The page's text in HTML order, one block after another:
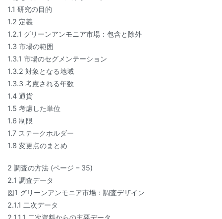
1.1 研究の目的
1.2 定義
1.2.1 グリーンアンモニア市場：包含と除外
1.3 市場の範囲
1.3.1 市場のセグメンテーション
1.3.2 対象となる地域
1.3.3 考慮される年数
1.4 通貨
1.5 考慮した単位
1.6 制限
1.7 ステークホルダー
1.8 変更点のまとめ
2 調査の方法 (ページ – 35)
2.1 調査データ
図1 グリーンアンモニア市場：調査デザイン
2.1.1 二次データ
2.1.1.1 二次資料からの主要データ